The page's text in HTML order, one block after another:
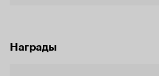
Награды